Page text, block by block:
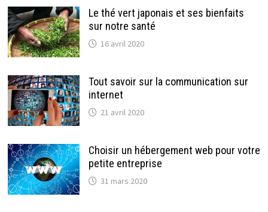
Le thé vert japonais et ses bienfaits
sur notre santé
16 avril 2020
Tout savoir sur la communication sur
internet
21 avril 2020
Choisir un hébergement web pour votre
petite entreprise
31 mars 2020